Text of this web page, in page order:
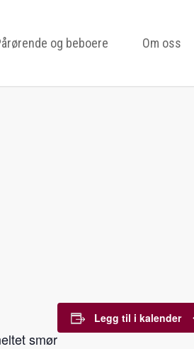
og beboere Om oss
smør
Legg til i kalender